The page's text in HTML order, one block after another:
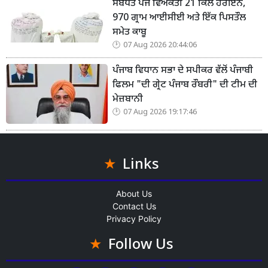
ਸਬੰਧਤ ਪੰਜ ਵਿਅਕਤੀ 21 ਕਿਲੋ ਹੈਰੋਇਨ,
970 ਗ੍ਰਾਮ ਆਈਸੀਈ ਅਤੇ ਇੱਕ ਪਿਸਤੌਲ
ਸਮੇਤ ਕਾਬੂ
07 Aug 2026 20:44:06
ਪੰਜਾਬ ਵਿਧਾਨ ਸਭਾ ਦੇ ਸਪੀਕਰ ਵੱਲੋਂ ਪੰਜਾਬੀ
ਫਿਲਮ "ਦੀ ਗ੍ਰੇਟ ਪੰਜਾਬ ਰੌਬਰੀ" ਦੀ ਟੀਮ ਦੀ
ਮੇਜ਼ਬਾਨੀ
07 Aug 2026 19:17:46
Links
About Us
Contact Us
Privacy Policy
Follow Us